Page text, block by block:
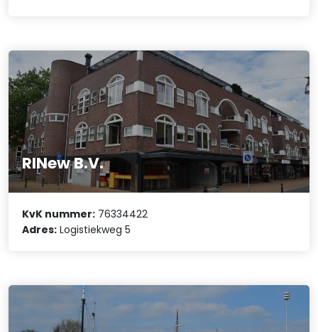
RINew B.V.
KvK nummer: 76334422
Adres: Logistiekweg 5